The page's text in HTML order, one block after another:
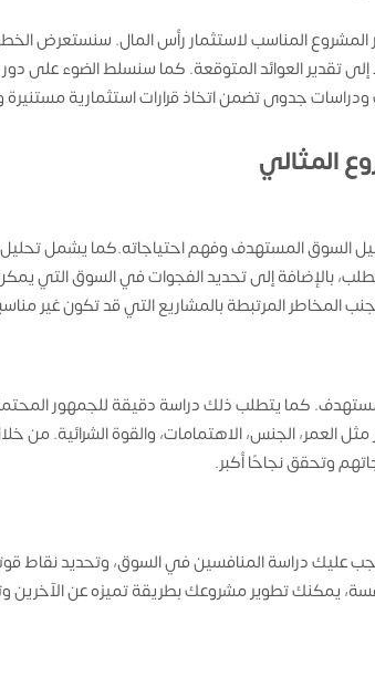
المناسب لاستثمار رأس المال. سنستعرض
تقدير العوائد المتوقعة. كما سنسلط الضوء على
جدوى تضمن اتخاذ قرارات استثمارية مستنيرة
السوق المستهدف وفهم احتياجاته.كما يشمل
بالإضافة إلى تحديد الفجوات في السوق التي
المرتبطة بالمشاريع التي قد تكون غير
كما يتطلب ذلك دراسة دقيقة للجمهور
الجنس، الاهتمامات، والقوة الشرائية. من
وتحقق نجاحًا أكبر.
عليك دراسة المنافسين في السوق، وتحديد نقاط
يمكنك تطوير مشروعك بطريقة تميزه عن الآخرين